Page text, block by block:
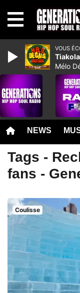
NEWS
Tags -
fans -
Coulisse
VOUS
Tiakola
Mélo